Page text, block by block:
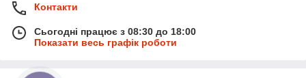
Контакти
Сьогодні працює з 08:30 до 18:00
Показати весь графік роботи